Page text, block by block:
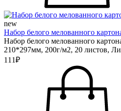
new
Набор белого мелованного
Набор белого мелованного
210*297мм, 200г/м2, 20 листов,
111₽